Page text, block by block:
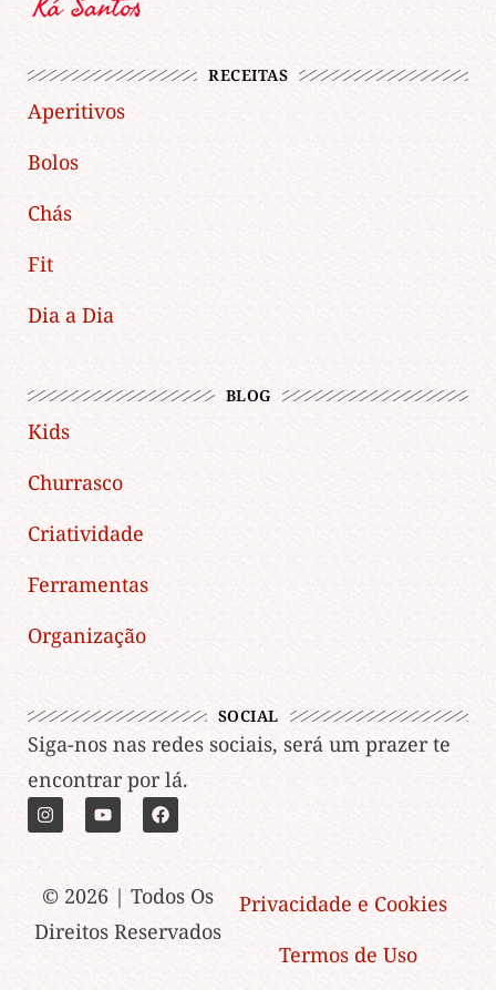
RECEITAS
Aperitivos
Bolos
Chás
Fit
Dia a Dia
BLOG
Kids
Churrasco
Criatividade
Ferramentas
Organização
SOCIAL
Siga-nos nas redes sociais, será um prazer te
encontrar por lá.
© 2026 | Todos Os
Direitos Reservados
Privacidade e Cookies
Termos de Uso